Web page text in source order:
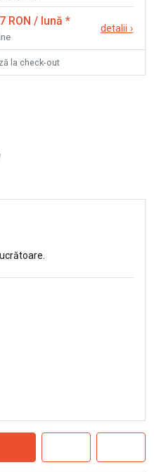
RON / lună *
detalii ›
la check-out